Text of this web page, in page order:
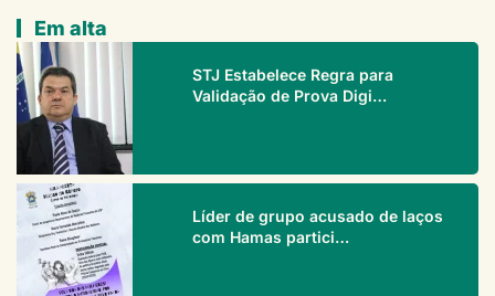
Em alta
STJ Estabelece Regra para
Validação de Prova Digi…
Líder de grupo acusado de laços
com Hamas partici…